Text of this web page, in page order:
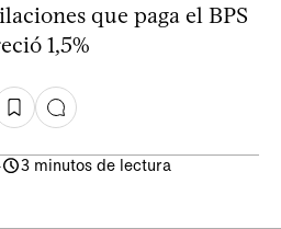
que paga el BPS
1,5%
3 minutos de lectura